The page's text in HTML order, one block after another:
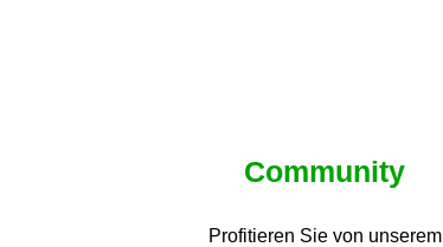
Community
Profitieren Sie von unserem